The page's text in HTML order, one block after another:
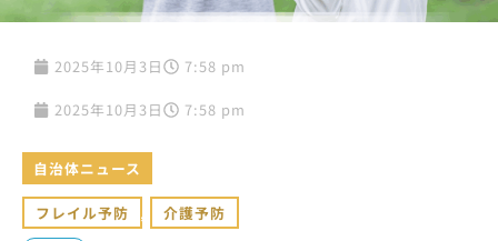
2025年10月3日 7:58 pm
2025年10月3日 7:58 pm
自治体ニュース
フレイル予防 , 介護予防